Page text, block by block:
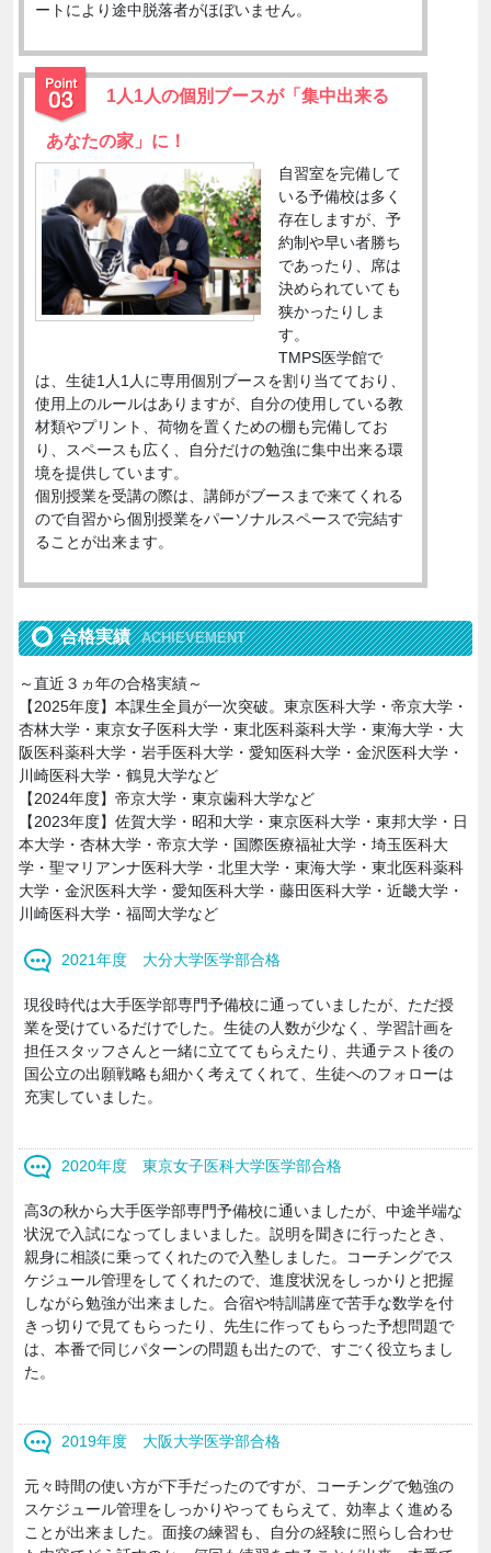
ートにより途中脱落者がほぼいません。
1人1人の個別ブースが「集中出来る
あなたの家」に！
自習室を完備して
いる予備校は多く
存在しますが、予
約制や早い者勝ち
であったり、席は
決められていても
狭かったりしま
す。
TMPS医学館で
は、生徒1人1人に専用個別ブースを割り当てており、
使用上のルールはありますが、自分の使用している教
材類やプリント、荷物を置くための棚も完備してお
り、スペースも広く、自分だけの勉強に集中出来る環
境を提供しています。
個別授業を受講の際は、講師がブースまで来てくれる
ので自習から個別授業をパーソナルスペースで完結す
ることが出来ます。
合格実績 ACHIEVEMENT
～直近３ヵ年の合格実績～
【2025年度】本課生全員が一次突破。東京医科大学・帝京大学・
杏林大学・東京女子医科大学・東北医科薬科大学・東海大学・大
阪医科薬科大学・岩手医科大学・愛知医科大学・金沢医科大学・
川崎医科大学・鶴見大学など
【2024年度】帝京大学・東京歯科大学など
【2023年度】佐賀大学・昭和大学・東京医科大学・東邦大学・日
本大学・杏林大学・帝京大学・国際医療福祉大学・埼玉医科大
学・聖マリアンナ医科大学・北里大学・東海大学・東北医科薬科
大学・金沢医科大学・愛知医科大学・藤田医科大学・近畿大学・
川崎医科大学・福岡大学など
2021年度 大分大学医学部合格
現役時代は大手医学部専門予備校に通っていましたが、ただ授
業を受けているだけでした。生徒の人数が少なく、学習計画を
担任スタッフさんと一緒に立ててもらえたり、共通テスト後の
国公立の出願戦略も細かく考えてくれて、生徒へのフォローは
充実していました。
2020年度 東京女子医科大学医学部合格
高3の秋から大手医学部専門予備校に通いましたが、中途半端な
状況で入試になってしまいました。説明を聞きに行ったとき、
親身に相談に乗ってくれたので入塾しました。コーチングでス
ケジュール管理をしてくれたので、進度状況をしっかりと把握
しながら勉強が出来ました。合宿や特訓講座で苦手な数学を付
きっ切りで見てもらったり、先生に作ってもらった予想問題で
は、本番で同じパターンの問題も出たので、すごく役立ちまし
た。
2019年度 大阪大学医学部合格
元々時間の使い方が下手だったのですが、コーチングで勉強の
スケジュール管理をしっかりやってもらえて、効率よく進める
ことが出来ました。面接の練習も、自分の経験に照らし合わせ